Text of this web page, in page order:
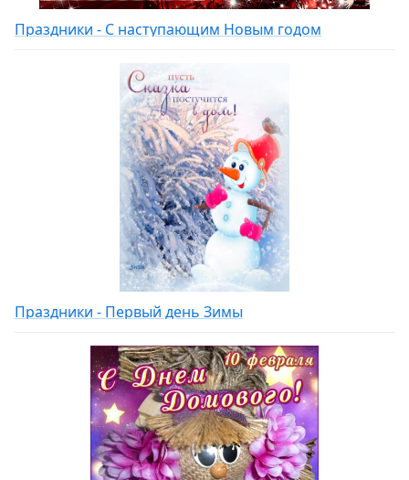
Праздники - С наступающим Новым годом
Праздники - Первый день Зимы